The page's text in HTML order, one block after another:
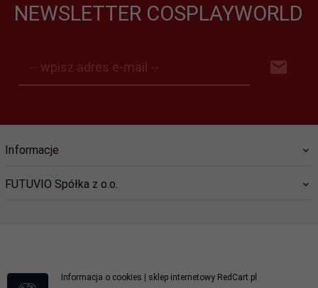
NEWSLETTER COSPLAYWORLD
-- wpisz adres e-mail --
Informacje
FUTUVIO Spółka z o.o.
Informacja o cookies sklep internetowy RedCart.pl